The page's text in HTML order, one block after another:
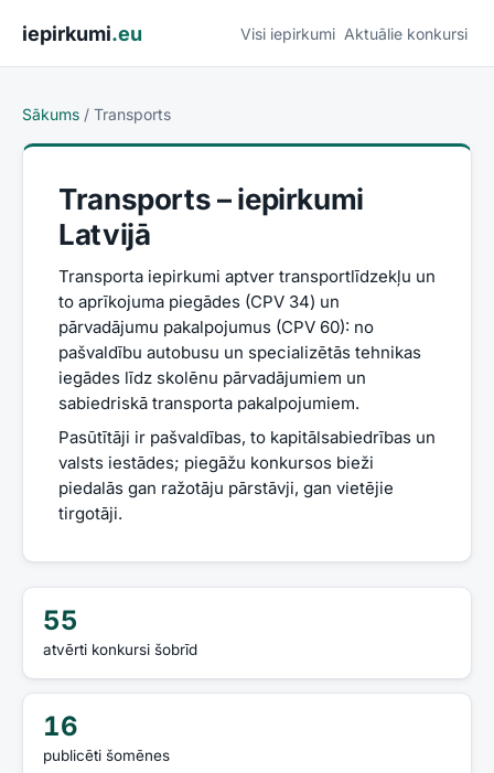
iepirkumi.eu Visi iepirkumi Aktuālie konkursi
Sākums / Transports
Transports– iepirkumi
Latvijā
Transporta iepirkumi aptver transportlīdzekļu un
to aprīkojuma piegādes (CPV 34) un
pārvadājumu pakalpojumus (CPV 60): no
pašvaldību autobusu un specializētās tehnikas
iegādes līdz skolēnu pārvadājumiem un
sabiedriskā transporta pakalpojumiem.
Pasūtītāji ir pašvaldības, to kapitālsabiedrības un
valsts iestādes; piegāžu konkursos bieži
piedalās gan ražotāju pārstāvji, gan vietējie
tirgotāji.
55
atvērti konkursi šobrīd
16
publicēti šomēnes